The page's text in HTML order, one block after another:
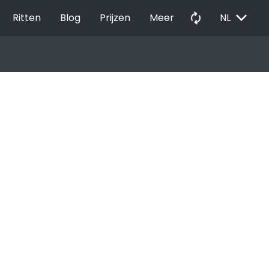
Ritten Blog Prijzen Meer autorenew NL EXPAND_MORE